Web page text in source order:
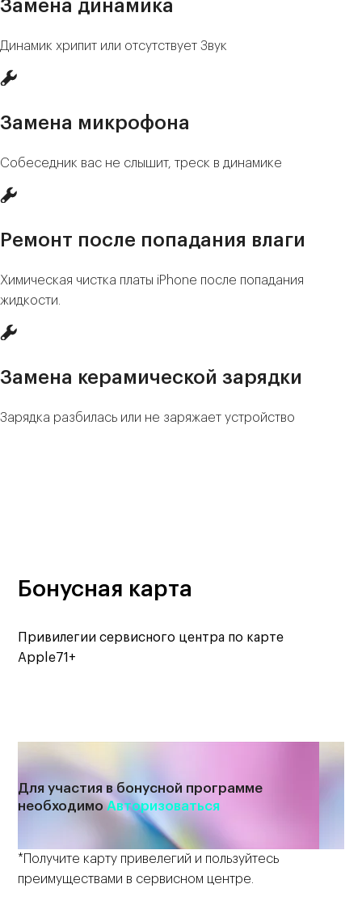
Замена динамика
Динамик хрипит или отсутствует Звук
Замена микрофона
Собеседник вас не слышит, треск в динамике
Ремонт после попадания влаги
Химическая чистка платы iPhone после попадания
жидкости.
Замена керамической зарядки
Зарядка разбилась или не заряжает устройство
Бонусная карта
Привилегии сервисного центра по карте
Apple71+
Для участия в бонусной программе
необходимоАвторизоваться
*Получите карту привелегий и пользуйтесь
преимуществами в сервисном центре.